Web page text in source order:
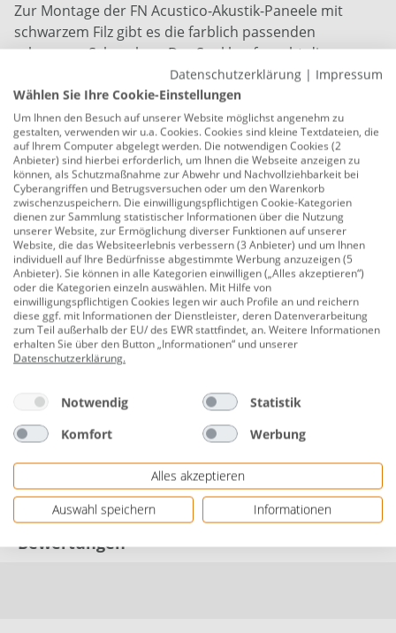
Zur Montage der FN Acustico-Akustik-Paneele mit
schwarzem Filz gibt es die farblich passenden
schwarzen Schrauben. Der Senkkopf macht die
Schrauben im Filz nahezu unsichtbar.
Anwendung: Zubehör für Akustikpaneele
Montageart: Schrauben
Maße: 4,5 x 0,30 cm
Stärke: 4,2 mm
Trägermaterial: Stahl
Oberflächenmaterial: Pulverbeschichtung
Oberflächenbehandlung: verzinkt
Design: schwarz
Farbe: schwarz
Gewicht: 100 g
Herstellerinformationen: Neuhofer Holz GmbH |
Haslau 56 | 4893 Zell am Moos, OESTERREICH |
eMail: office@fnprofile.com | Herstellernr. 716833
Bewertungen
Datenschutzerklärung | Impressum
Wählen Sie Ihre Cookie-Einstellungen
Um Ihnen den Besuch auf unserer Website möglichst angenehm zu
gestalten, verwenden wir u.a. Cookies. Cookies sind kleine Textdateien, die
auf Ihrem Computer abgelegt werden. Die notwendigen Cookies (2
Anbieter) sind hierbei erforderlich, um Ihnen die Webseite anzeigen zu
können, als Schutzmaßnahme zur Abwehr und Nachvollziehbarkeit bei
Cyberangriffen und Betrugsversuchen oder um den Warenkorb
zwischenzuspeichern. Die einwilligungspflichtigen Cookie-Kategorien
dienen zur Sammlung statistischer Informationen über die Nutzung
unserer Website, zur Ermöglichung diverser Funktionen auf unserer
Website, die das Websiteerlebnis verbessern (3 Anbieter) und um Ihnen
individuell auf Ihre Bedürfnisse abgestimmte Werbung anzuzeigen (5
Anbieter). Sie können in alle Kategorien einwilligen („Alles akzeptieren“)
oder die Kategorien einzeln auswählen. Mit Hilfe von
einwilligungspflichtigen Cookies legen wir auch Profile an und reichern
diese ggf. mit Informationen der Dienstleister, deren Datenverarbeitung
zum Teil außerhalb der EU/ des EWR stattfindet, an. Weitere Informationen
erhalten Sie über den Button „Informationen“ und unserer
Datenschutzerklärung.
Notwendig
Statistik
Komfort
Werbung
Alles akzeptieren
Auswahl speichern
Informationen